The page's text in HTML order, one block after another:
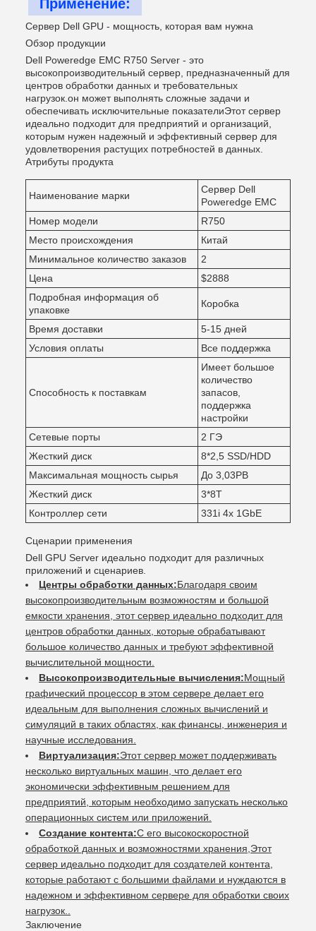
Применение:
Сервер Dell GPU - мощность, которая вам нужна
Обзор продукции
Dell Poweredge EMC R750 Server - это
высокопроизводительный сервер, предназначенный для
центров обработки данных и требовательных
нагрузок.он может выполнять сложные задачи и
обеспечивать исключительные показателиЭтот сервер
идеально подходит для предприятий и организаций,
которым нужен надежный и эффективный сервер для
удовлетворения растущих потребностей в данных.
Атрибуты продукта
Наименование марки
Сервер Dell
Poweredge EMC
Номер модели
R750
Место происхождения
Китай
Минимальное количество заказов
2
Цена
$2888
Подробная информация об
упаковке
Коробка
Время доставки
5-15 дней
Условия оплаты
Все поддержка
Способность к поставкам
Имеет большое
количество
запасов,
поддержка
настройки
Сетевые порты
2 ГЭ
Жесткий диск
8*2,5 SSD/HDD
Максимальная мощность сырья
До 3,03PB
Жесткий диск
3*8T
Контроллер сети
331i 4x 1GbE
Сценарии применения
Dell GPU Server идеально подходит для различных
приложений и сценариев.
Центры обработки данных:Благодаря своим
высокопроизводительным возможностям и большой
емкости хранения, этот сервер идеально подходит для
центров обработки данных, которые обрабатывают
большое количество данных и требуют эффективной
вычислительной мощности.
Высокопроизводительные вычисления:Мощный
графический процессор в этом сервере делает его
идеальным для выполнения сложных вычислений и
симуляций в таких областях, как финансы, инженерия и
научные исследования.
Виртуализация:Этот сервер может поддерживать
несколько виртуальных машин, что делает его
экономически эффективным решением для
предприятий, которым необходимо запускать несколько
операционных систем или приложений.
Создание контента:С его высокоскоростной
обработкой данных и возможностями хранения,Этот
сервер идеально подходит для создателей контента,
которые работают с большими файлами и нуждаются в
надежном и эффективном сервере для обработки своих
нагрузок..
Заключение